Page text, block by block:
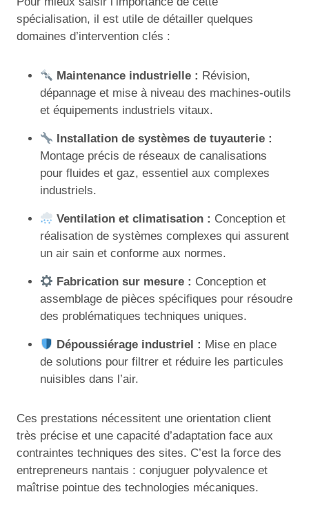
spécialisation, il est utile de détailler quelques
domaines d’intervention clés :
Maintenance industrielle : Révision,
dépannage et mise à niveau des machines-outils
et équipements industriels vitaux.
Installation de systèmes de tuyauterie :
Montage précis de réseaux de canalisations
pour fluides et gaz, essentiel aux complexes
industriels.
Ventilation et climatisation : Conception et
réalisation de systèmes complexes qui assurent
un air sain et conforme aux normes.
Fabrication sur mesure : Conception et
assemblage de pièces spécifiques pour résoudre
des problématiques techniques uniques.
Dépoussiérage industriel : Mise en place
de solutions pour filtrer et réduire les particules
nuisibles dans l’air.
Ces prestations nécessitent une orientation client
très précise et une capacité d’adaptation face aux
contraintes techniques des sites. C’est la force des
entrepreneurs nantais : conjuguer polyvalence et
maîtrise pointue des technologies mécaniques.